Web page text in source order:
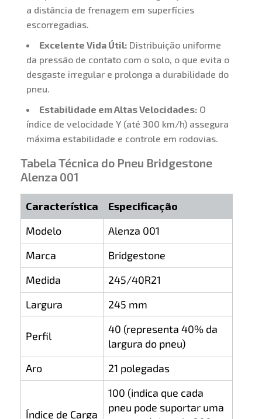
a distância de frenagem em superfícies
escorregadias.
Excelente Vida Útil: Distribuição uniforme
da pressão de contato com o solo, o que evita o
desgaste irregular e prolonga a durabilidade do
pneu.
Estabilidade em Altas Velocidades: O
índice de velocidade Y (até 300 km/h) assegura
máxima estabilidade e controle em rodovias.
Tabela Técnica do Pneu Bridgestone
Alenza 001
Característica
Especificação
Modelo
Alenza 001
Marca
Bridgestone
Medida
245/40R21
Largura
245 mm
Perfil
40 (representa 40% da
largura do pneu)
Aro
21 polegadas
Índice de Carga
100 (indica que cada
pneu pode suportar uma